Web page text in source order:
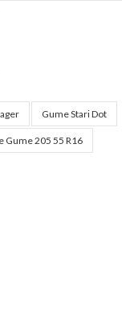
Gume Stari Dot
Gume 205 55 R16